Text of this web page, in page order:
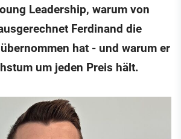
Leadership, warum von
Ferdinand die
hat - und warum er
um jeden Preis hält.